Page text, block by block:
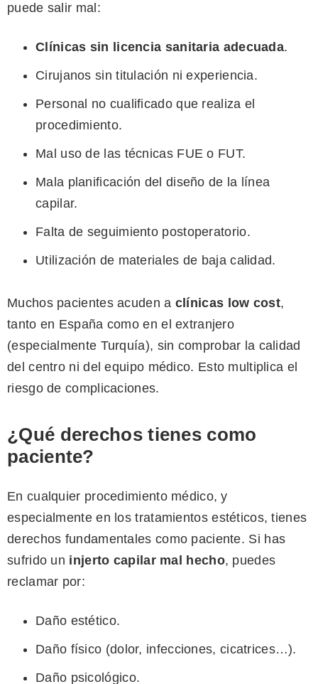
puede salir mal:
Clínicas sin licencia sanitaria adecuada.
Cirujanos sin titulación ni experiencia.
Personal no cualificado que realiza el
procedimiento.
Mal uso de las técnicas FUE o FUT.
Mala planificación del diseño de la línea
capilar.
Falta de seguimiento postoperatorio.
Utilización de materiales de baja calidad.
Muchos pacientes acuden a clínicas low cost,
tanto en España como en el extranjero
(especialmente Turquía), sin comprobar la calidad
del centro ni del equipo médico. Esto multiplica el
riesgo de complicaciones.
¿Qué derechos tienes como
paciente?
En cualquier procedimiento médico, y
especialmente en los tratamientos estéticos, tienes
derechos fundamentales como paciente. Si has
sufrido un injerto capilar mal hecho, puedes
reclamar por:
Daño estético.
Daño físico (dolor, infecciones, cicatrices…).
Daño psicológico.